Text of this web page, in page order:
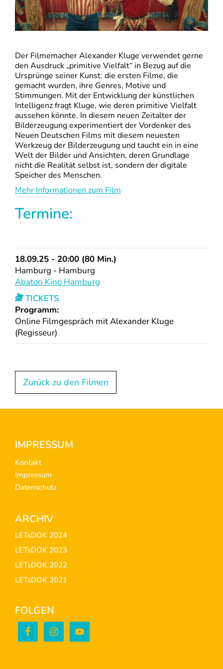
Der Filmemacher Alexander Kluge verwendet gerne
den Ausdruck „primitive Vielfalt“ in Bezug auf die
Ursprünge seiner Kunst: die ersten Filme, die
gemacht wurden, ihre Genres, Motive und
Stimmungen. Mit der Entwicklung der künstlichen
Intelligenz fragt Kluge, wie deren primitive Vielfalt
aussehen könnte. In diesem neuen Zeitalter der
Bilderzeugung experimentiert der Vordenker des
Neuen Deutschen Films mit diesem neuesten
Werkzeug der Bilderzeugung und taucht ein in eine
Welt der Bilder und Ansichten, deren Grundlage
nicht die Realität selbst ist, sondern der digitale
Speicher des Menschen.
Mehr Informationen zum Film
Termine:
18.09.25 - 20:00 (80 Min.)
Hamburg - Hamburg
Abaton Kino Hamburg
TICKETS
Programm:
Online Filmgespräch mit Alexander Kluge
(Regisseur)
Zurück zu den Filmen
Footer
IMPRESSUM
Kontakt
Impressum
Datenschutz
ARCHIV
LETsDOK 2024
LETsDOK 2023
LETsDOK 2022
LETsDOK 2021
FOLGEN